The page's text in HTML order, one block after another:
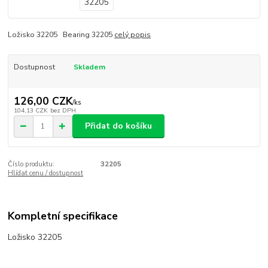
Ložisko 32205 Bearing 32205 celý popis
Dostupnost Skladem
126,00 CZK/ks
104,13 CZK bez DPH
Přidat do košíku
Číslo produktu:
32205
Hlídat cenu / dostupnost
Kompletní specifikace
Ložisko 32205